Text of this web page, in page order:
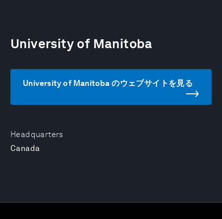
Headquarters
Canada
University of Manitoba
University of Manitoba のウェブサイトを見る